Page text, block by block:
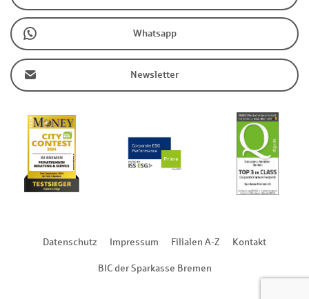
Whatsapp
Newsletter
Datenschutz Impressum Filialen A-Z Kontakt
BIC der Sparkasse Bremen